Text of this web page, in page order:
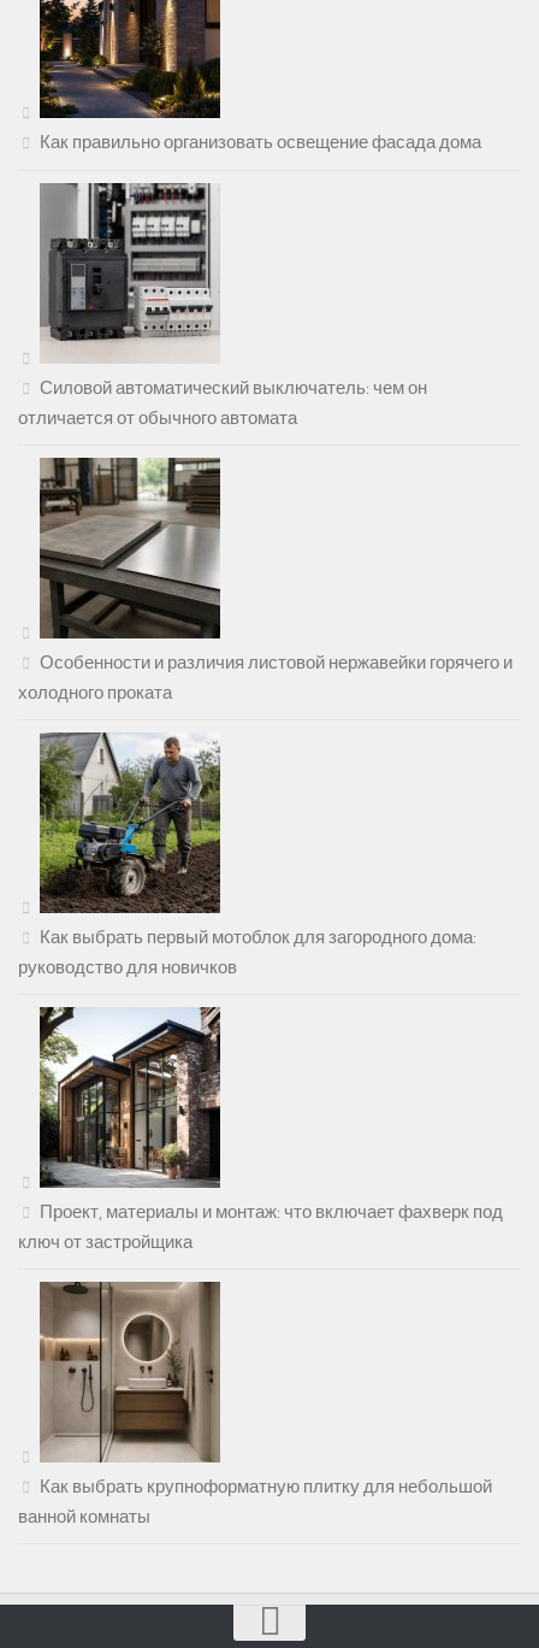
Как правильно организовать освещение фасада дома
Силовой автоматический выключатель: чем он
отличается от обычного автомата
Особенности и различия листовой нержавейки горячего и
холодного проката
Как выбрать первый мотоблок для загородного дома:
руководство для новичков
Проект, материалы и монтаж: что включает фахверк под
ключ от застройщика
Как выбрать крупноформатную плитку для небольшой
ванной комнаты